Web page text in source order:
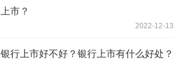
上市？
2022-12-13
银行上市好不好？银行上市有什么好处？